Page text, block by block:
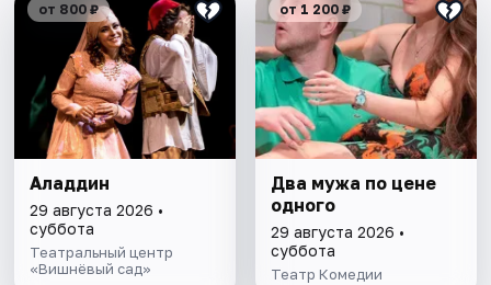
от 800 ₽
Аладдин
29 августа 2026 •
суббота
Театральный центр
«Вишнёвый сад»
от 1 200 ₽
Два мужа по цене
одного
29 августа 2026 •
суббота
Театр Комедии